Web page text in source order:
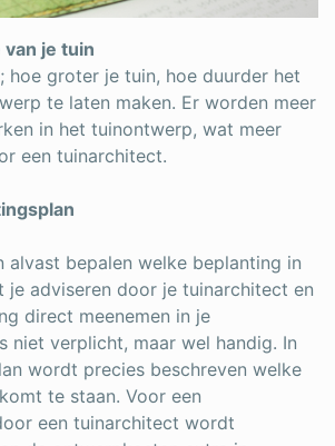
je tuin
hoe groter je tuin, hoe duurder het
te laten maken. Er worden meer
in het tuinontwerp, wat meer
een tuinarchitect.
alvast bepalen welke beplanting in
je adviseren door je tuinarchitect en
direct meenemen in je
niet verplicht, maar wel handig. In
wordt precies beschreven welke
te staan. Voor een
een tuinarchitect wordt